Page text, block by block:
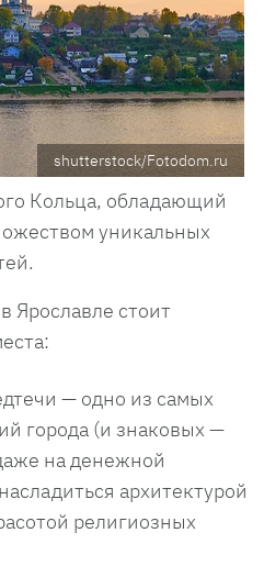
shutterstock/Fotodom.ru
Кольца, обладающий
уникальных
Ярославле стоит
— одно из самых
города (и знаковых —
на денежной
архитектурой
религиозных